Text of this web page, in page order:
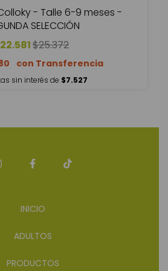
- Talle 6-9 meses -
SELECCIÓN
$25.372
sin interés de $7.527
INICIO
ADULTOS
PRODUCTOS